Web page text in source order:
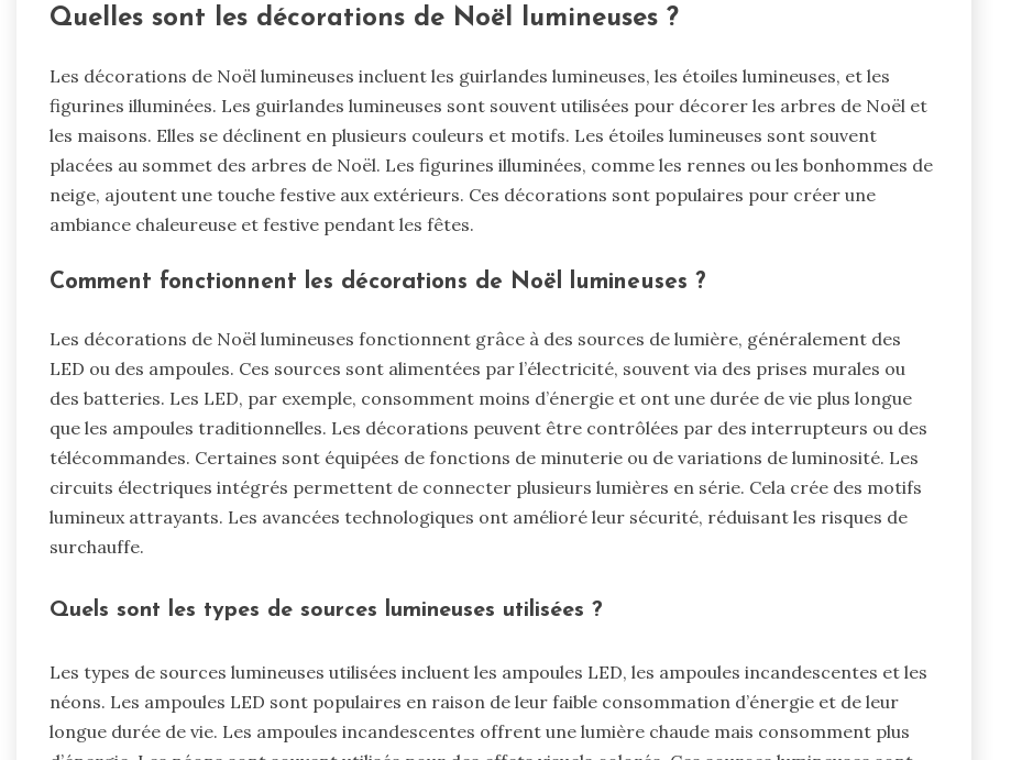
Quelles sont les décorations de Noël lumineuses ?
Les décorations de Noël lumineuses incluent les guirlandes lumineuses, les étoiles lumineuses, et les
figurines illuminées. Les guirlandes lumineuses sont souvent utilisées pour décorer les arbres de Noël et
les maisons. Elles se déclinent en plusieurs couleurs et motifs. Les étoiles lumineuses sont souvent
placées au sommet des arbres de Noël. Les figurines illuminées, comme les rennes ou les bonhommes de
neige, ajoutent une touche festive aux extérieurs. Ces décorations sont populaires pour créer une
ambiance chaleureuse et festive pendant les fêtes.
Comment fonctionnent les décorations de Noël lumineuses ?
Les décorations de Noël lumineuses fonctionnent grâce à des sources de lumière, généralement des
LED ou des ampoules. Ces sources sont alimentées par l’électricité, souvent via des prises murales ou
des batteries. Les LED, par exemple, consomment moins d’énergie et ont une durée de vie plus longue
que les ampoules traditionnelles. Les décorations peuvent être contrôlées par des interrupteurs ou des
télécommandes. Certaines sont équipées de fonctions de minuterie ou de variations de luminosité. Les
circuits électriques intégrés permettent de connecter plusieurs lumières en série. Cela crée des motifs
lumineux attrayants. Les avancées technologiques ont amélioré leur sécurité, réduisant les risques de
surchauffe.
Quels sont les types de sources lumineuses utilisées ?
Les types de sources lumineuses utilisées incluent les ampoules LED, les ampoules incandescentes et les
néons. Les ampoules LED sont populaires en raison de leur faible consommation d’énergie et de leur
longue durée de vie. Les ampoules incandescentes offrent une lumière chaude mais consomment plus